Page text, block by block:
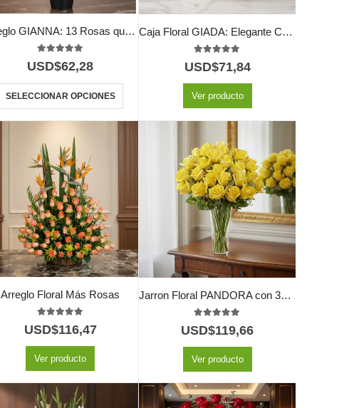
Arreglo GIANNA: 13 Rosas que Simbolizan Amor y Pasión 🌹
out of 5
USD$62,28
SELECCIONAR OPCIONES
Caja Floral GIADA: Elegante Caja con 18 Rosas Frescas 🌹
out of 5
USD$71,84
Ver producto
Arreglo Floral Más Rosas
5.00out of 5
USD$116,47
Ver producto
Jarron Floral PANDORA con 36 Rosas de Lujo y Frescura ⚜️
5.00out of 5
USD$119,66
Ver producto